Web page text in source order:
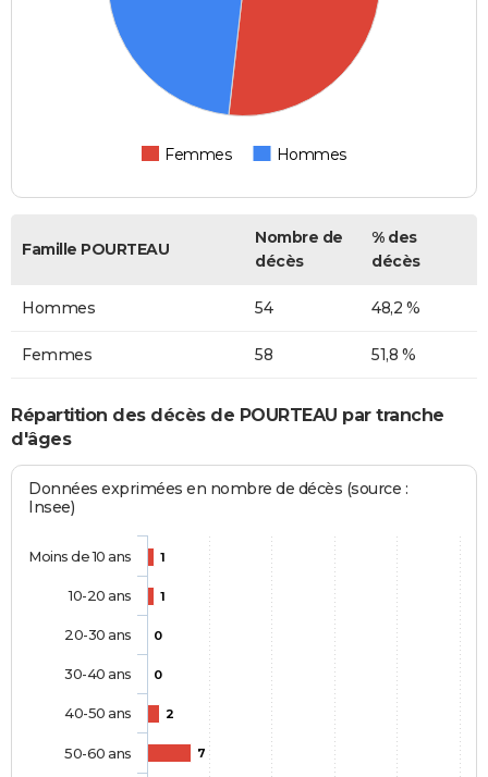
Femmes Hommes
Famille POURTEAU
Nombre de
décès
% des
décès
Hommes 54 48,2 %
Femmes 58 51,8 %
Répartition des décès de POURTEAU par tranche
d'âges
Données exprimées en nombre de décès (source :
Insee)
1
1
0
0
2
7
Moins de 10 ans
10-20 ans
20-30 ans
30-40 ans
40-50 ans
50-60 ans